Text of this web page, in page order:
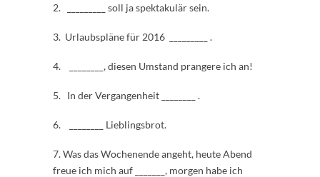
2. _________ soll ja spektakulär sein.
3. Urlaubspläne für 2016 _________ .
4. ________, diesen Umstand prangere ich an!
5. In der Vergangenheit ________ .
6. ________ Lieblingsbrot.
7. Was das Wochenende angeht, heute Abend
freue ich mich auf _______, morgen habe ich